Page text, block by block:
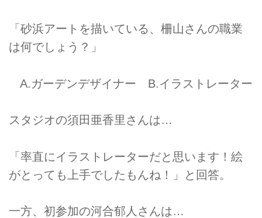
「砂浜アートを描いている、柵山さんの職業
は何でしょう？」
A.ガーデンデザイナー B.イラストレーター
スタジオの須田亜香里さんは…
「率直にイラストレーターだと思います！絵
がとっても上手でしたもんね！」と回答。
一方、初参加の河合郁人さんは…